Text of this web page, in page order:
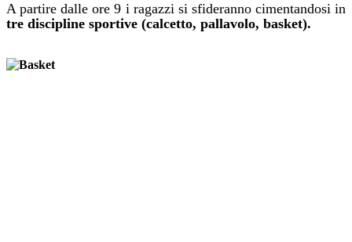
A partire dalle ore 9 i ragazzi si sfideranno cimentandosi in
tre discipline sportive (calcetto, pallavolo, basket).